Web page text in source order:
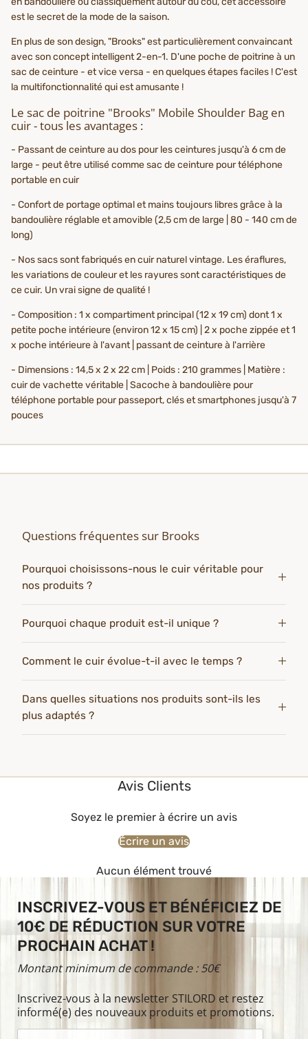
est le secret de la mode de la saison.
En plus de son design, "Brooks" est particulièrement convaincant
avec son concept intelligent 2-en-1. D'une poche de poitrine à un
sac de ceinture - et vice versa - en quelques étapes faciles ! C'est
la multifonctionnalité qui est amusante !
Le sac de poitrine "Brooks" Mobile Shoulder Bag en
cuir - tous les avantages :
- Passant de ceinture au dos pour les ceintures jusqu'à 6 cm de
large - peut être utilisé comme sac de ceinture pour téléphone
portable en cuir
- Confort de portage optimal et mains toujours libres grâce à la
bandoulière réglable et amovible (2,5 cm de large | 80 - 140 cm de
long)
- Nos sacs sont fabriqués en cuir naturel vintage. Les éraflures,
les variations de couleur et les rayures sont caractéristiques de
ce cuir. Un vrai signe de qualité !
- Composition : 1 x compartiment principal (12 x 19 cm) dont 1 x
petite poche intérieure (environ 12 x 15 cm) | 2 x poche zippée et 1
x poche intérieure à l'avant | passant de ceinture à l'arrière
- Dimensions : 14,5 x 2 x 22 cm | Poids : 210 grammes | Matière :
cuir de vachette véritable | Sacoche à bandoulière pour
téléphone portable pour passeport, clés et smartphones jusqu'à 7
pouces
Questions fréquentes sur Brooks
Pourquoi choisissons-nous le cuir véritable pour
nos produits ?
Pourquoi chaque produit est-il unique ?
Comment le cuir évolue-t-il avec le temps ?
Dans quelles situations nos produits sont-ils les
plus adaptés ?
Avis Clients
Soyez le premier à écrire un avis
Écrire un avis
Aucun élément trouvé
INSCRIVEZ-VOUS ET BÉNÉFICIEZ DE
10€ DE RÉDUCTION SUR VOTRE
PROCHAIN ACHAT !
Montant minimum de commande : 50€
Inscrivez-vous à la newsletter STILORD et restez
informé(e) des nouveaux produits et promotions.